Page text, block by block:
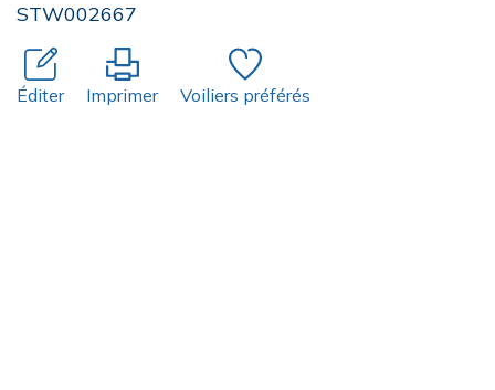
STW002667
Éditer Imprimer Voiliers préférés